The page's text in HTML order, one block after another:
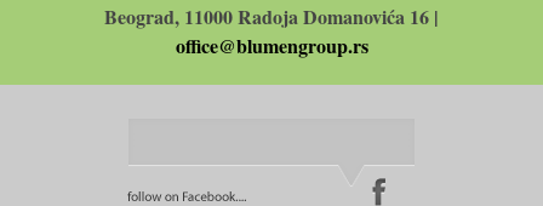
Beograd, 11000 Radoja Domanovića 16 |
office@blumengroup.rs